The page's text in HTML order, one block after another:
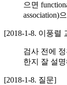
으면
association)
[2018-1-8. 이풍렬
검사 전에
한지 잘 설
[2018-1-8. 질문]